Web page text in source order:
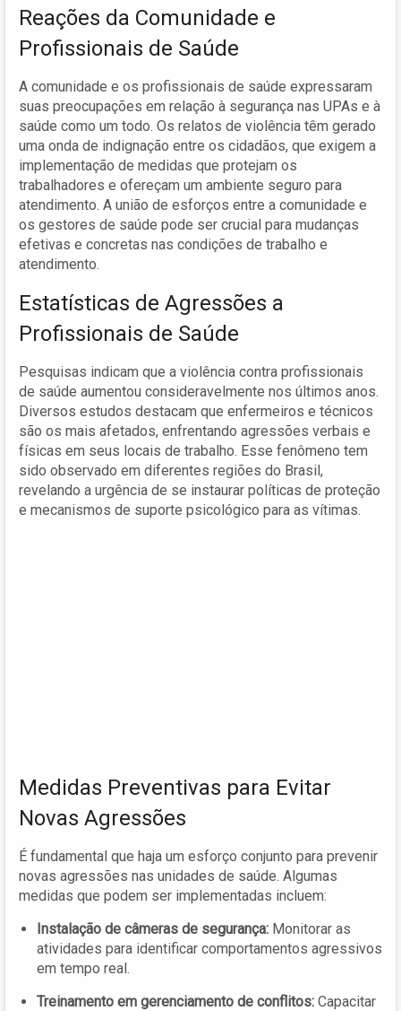
Reações da Comunidade e
Profissionais de Saúde
A comunidade e os profissionais de saúde expressaram
suas preocupações em relação à segurança nas UPAs e à
saúde como um todo. Os relatos de violência têm gerado
uma onda de indignação entre os cidadãos, que exigem a
implementação de medidas que protejam os
trabalhadores e ofereçam um ambiente seguro para
atendimento. A união de esforços entre a comunidade e
os gestores de saúde pode ser crucial para mudanças
efetivas e concretas nas condições de trabalho e
atendimento.
Estatísticas de Agressões a
Profissionais de Saúde
Pesquisas indicam que a violência contra profissionais
de saúde aumentou consideravelmente nos últimos anos.
Diversos estudos destacam que enfermeiros e técnicos
são os mais afetados, enfrentando agressões verbais e
físicas em seus locais de trabalho. Esse fenômeno tem
sido observado em diferentes regiões do Brasil,
revelando a urgência de se instaurar políticas de proteção
e mecanismos de suporte psicológico para as vítimas.
Medidas Preventivas para Evitar
Novas Agressões
É fundamental que haja um esforço conjunto para prevenir
novas agressões nas unidades de saúde. Algumas
medidas que podem ser implementadas incluem:
Instalação de câmeras de segurança: Monitorar as
atividades para identificar comportamentos agressivos
em tempo real.
Treinamento em gerenciamento de conflitos: Capacitar